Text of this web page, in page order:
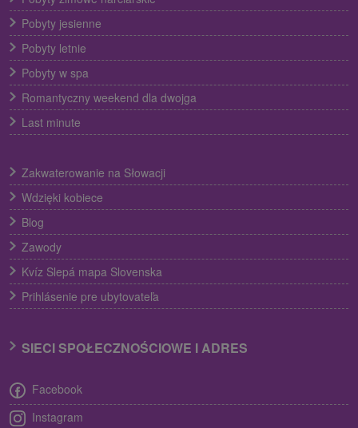
Pobyty jesienne
Pobyty letnie
Pobyty w spa
Romantyczny weekend dla dwojga
Last minute
Zakwaterowanie na Słowacji
Wdzięki kobiece
Blog
Zawody
Kvíz Slepá mapa Slovenska
Prihlásenie pre ubytovateľa
SIECI SPOŁECZNOŚCIOWE I ADRES
Facebook
Instagram